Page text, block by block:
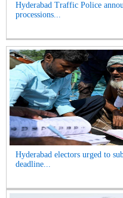
Hyderabad Traffic Police
processions...
Hyderabad electors urged to
deadline...